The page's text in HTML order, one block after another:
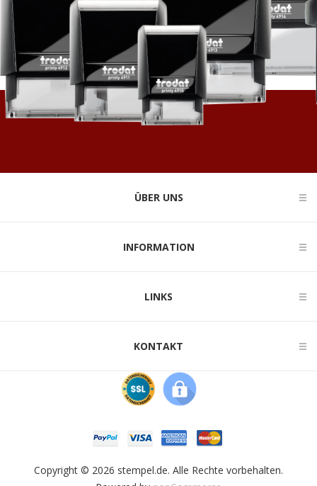
ÜBER UNS
INFORMATION
LINKS
KONTAKT
Copyright © 2026 stempel.de. Alle Rechte vorbehalten.